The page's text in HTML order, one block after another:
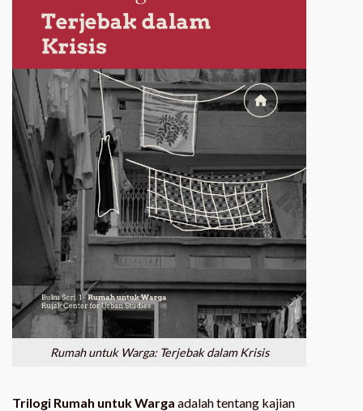
Rumah untuk Warga: Terjebak dalam Krisis
Trilogi Rumah untuk Warga adalah tentang kajian